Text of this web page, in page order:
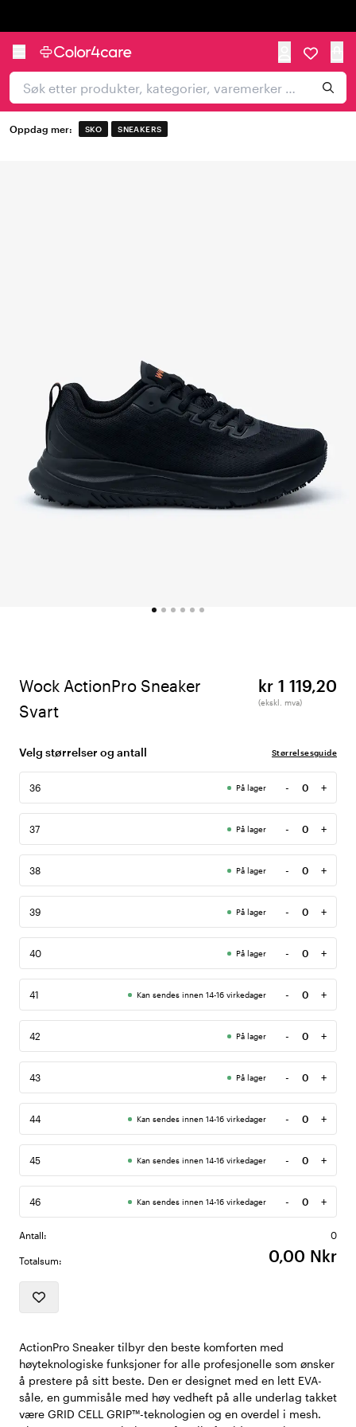
Oppdag mer: SKO SNEAKERS
Wock ActionPro Sneaker
Svart
kr 1 119,20
(ekskl. mva)
Velg størrelser og antall Størrelsesguide
36 På lager -
Antall
+
37 På lager -
Antall
+
38 På lager -
Antall
+
39 På lager -
Antall
+
40 På lager -
Antall
+
41 Kan sendes innen 14-16 virkedager -
Antall
+
42 På lager -
Antall
+
43 På lager -
Antall
+
44 Kan sendes innen 14-16 virkedager -
Antall
+
45 Kan sendes innen 14-16 virkedager -
Antall
+
46 Kan sendes innen 14-16 virkedager -
Antall
+
Antall: 0
Totalsum: 0,00 Nkr
ActionPro Sneaker tilbyr den beste komforten med
høyteknologiske funksjoner for alle profesjonelle som ønsker
å prestere på sitt beste. Den er designet med en lett EVA-
såle, en gummisåle med høy vedheft på alle underlag takket
være GRID CELL GRIP™-teknologien og en overdel i mesh.